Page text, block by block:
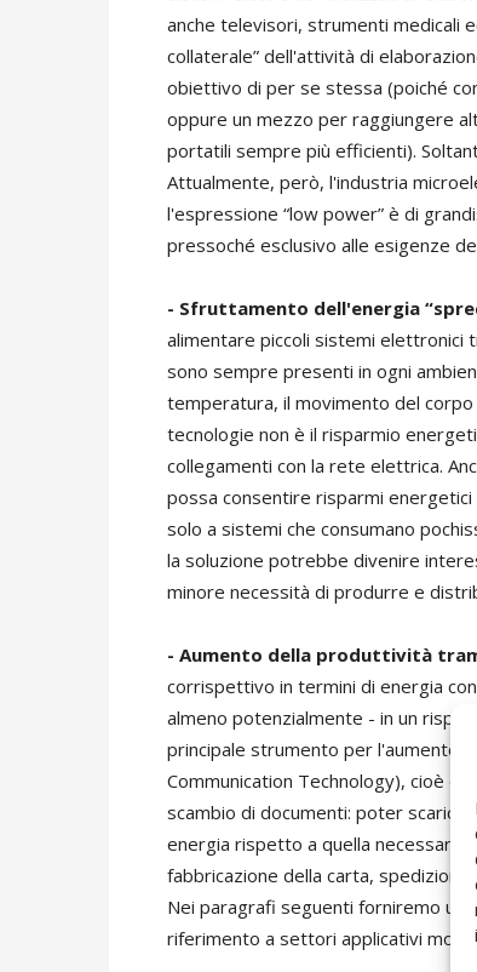
anche televisori, strumenti medicali
collaterale” dell'attività di
obiettivo di per se stessa (poiché
oppure un mezzo per raggiungere
portatili sempre più efficienti).
Attualmente, però, l'industria
l'espressione “low power” è di
pressoché esclusivo alle esigenze
- Sfruttamento dell'energia
alimentare piccoli sistemi elettronici
sono sempre presenti in ogni
temperatura, il movimento del
tecnologie non è il risparmio
collegamenti con la rete elettrica.
possa consentire risparmi
solo a sistemi che consumano
la soluzione potrebbe divenire
minore necessità di produrre e
- Aumento della produttività
corrispettivo in termini di energia
almeno potenzialmente - in un
principale strumento per l'aumento
Communication Technology), cioè
scambio di documenti: poter
energia rispetto a quella necessaria
fabbricazione della carta,
Nei paragrafi seguenti forniremo
riferimento a settori applicativi